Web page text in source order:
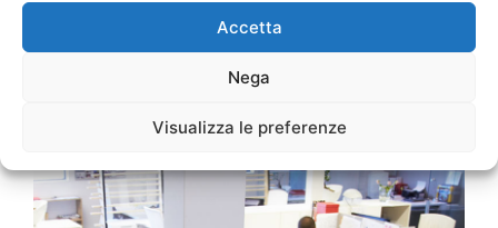
Accetta
Nega
Visualizza le preferenze
SCOPRI LE OFFERTE PER L’UFFICIO